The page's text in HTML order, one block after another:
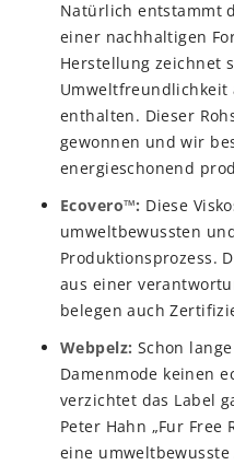
Natürlich entstammt
einer nachhaltigen
Herstellung zeichnet
Umweltfreundlichkeit
enthalten. Dieser
gewonnen und wir
energieschonend
Ecovero™: Diese
umweltbewussten
Produktionsprozess.
aus einer
belegen auch
Webpelz: Schon
Damenmode keinen
verzichtet das Label
Peter Hahn „Fur Free
eine